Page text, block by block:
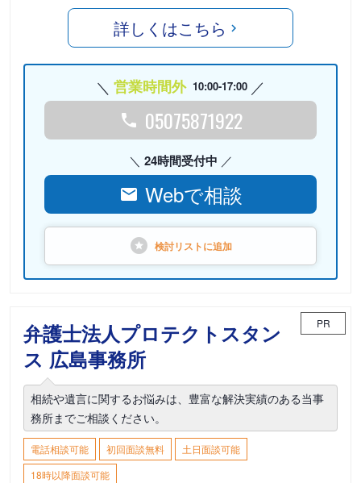
詳しくはこちら
営業時間外 10:00-17:00
05075871922
24時間受付中
Webで相談
検討リストに追加
弁護士法人プロテクトスタン
ス 広島事務所
PR
相続や遺言に関するお悩みは、豊富な解決実績のある当事
務所までご相談ください。
電話相談可能 初回面談無料
土日面談可能
18時以降面談可能